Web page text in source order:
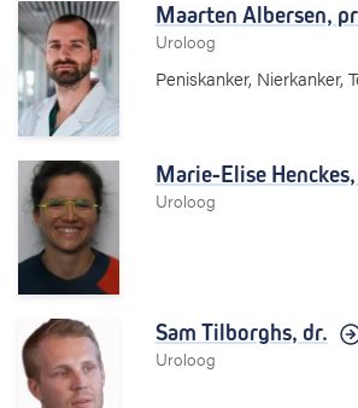
Maarten Albersen,
Uroloog
Peniskanker, Nierkanker,
Marie-Elise Henckes,
Uroloog
Sam Tilborghs, dr.
Uroloog